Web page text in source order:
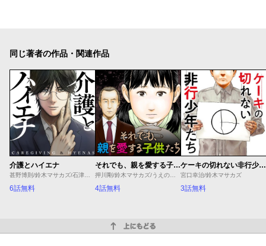
同じ著者の作品・関連作品
介護とハイエナ
6話無料
それでも、親を愛する子供たち
4話無料
ケーキの切れない非行少年たち
宮口幸治/鈴木マサカズ
3話無料